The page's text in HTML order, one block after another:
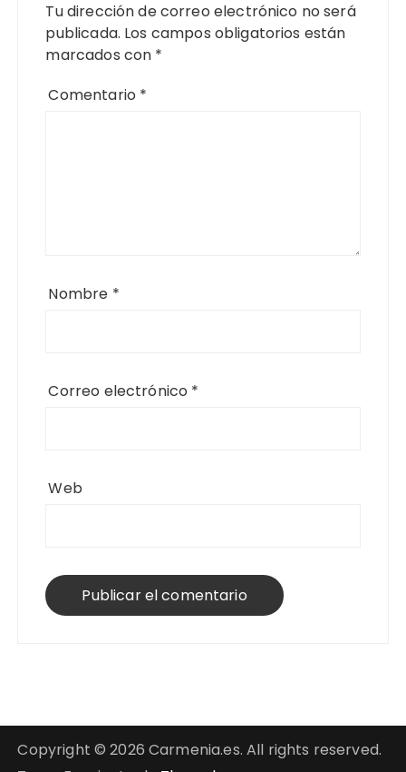
Tu dirección de correo electrónico no será
publicada. Los campos obligatorios están
marcados con *
Comentario *
Nombre *
Correo electrónico *
Web
Copyright © 2026 Carmenia.es. All rights reserved.